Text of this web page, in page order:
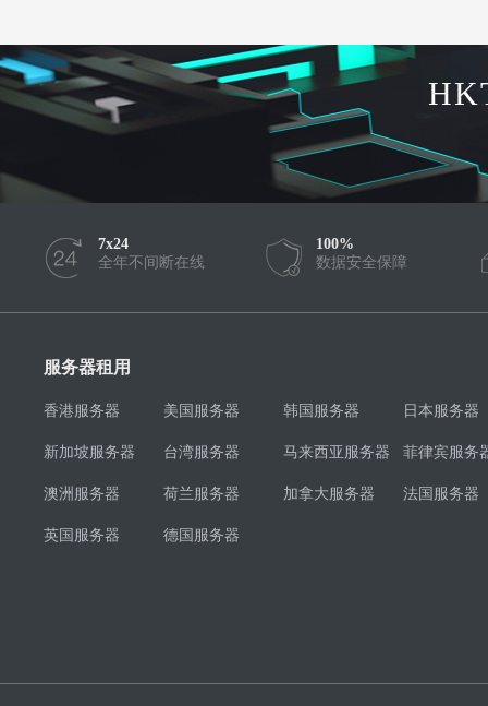
7x24
全年不间断在线
100%
数据安全保障
服务器租用
香港服务器 美国服务器 韩国服务器 日本服务器
新加坡服务器 台湾服务器 马来西亚服务器 菲律宾服务
澳洲服务器 荷兰服务器 加拿大服务器 法国服务器
英国服务器 德国服务器